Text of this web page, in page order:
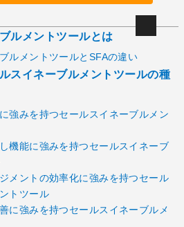
ルメントツールとは
ルメントツールとSFAの違い
スイネーブルメントツールの種
強みを持つセールスイネーブルメン
機能に強みを持つセールスイネーブ
メントの効率化に強みを持つセール
トツール
に強みを持つセールスイネーブルメ